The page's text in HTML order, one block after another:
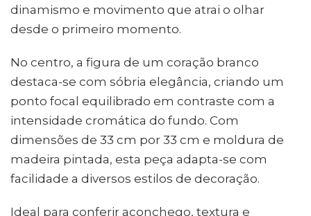
dinamismo e movimento que atrai o olhar
desde o primeiro momento.
No centro, a figura de um coração branco
destaca-se com sóbria elegância, criando um
ponto focal equilibrado em contraste com a
intensidade cromática do fundo. Com
dimensões de 33 cm por 33 cm e moldura de
madeira pintada, esta peça adapta-se com
facilidade a diversos estilos de decoração.
Ideal para conferir aconchego, textura e